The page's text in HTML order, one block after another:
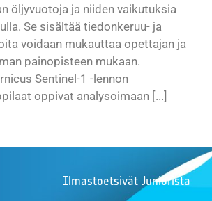
öljyvuotoja ja niiden vaikutuksia
Se sisältää tiedonkeruu- ja
voidaan mukauttaa opettajan ja
painopisteen mukaan.
Sentinel-1 -lennon
oppivat analysoimaan [...]
Ilmastoetsivät Juniorista